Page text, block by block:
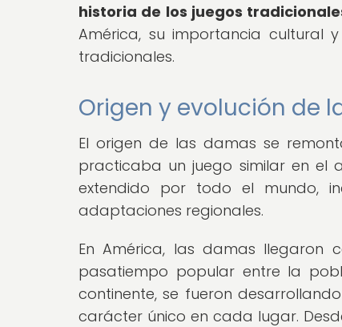
historia de los juegos
América, su importancia cultural
tradicionales.
Origen y evolución de
El origen de las damas se
practicaba un juego similar en el
extendido por todo el mundo,
adaptaciones regionales.
En América, las damas llegaron
pasatiempo popular entre la
continente, se fueron
carácter único en cada lugar.